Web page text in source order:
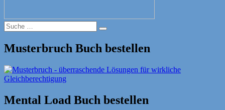
Suche
nach:
Suche
Musterbruch Buch bestellen
Mental Load Buch bestellen